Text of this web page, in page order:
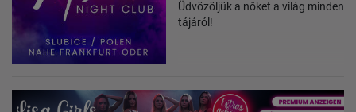
Üdvözöljük a nőket a világ minden
tájáról!